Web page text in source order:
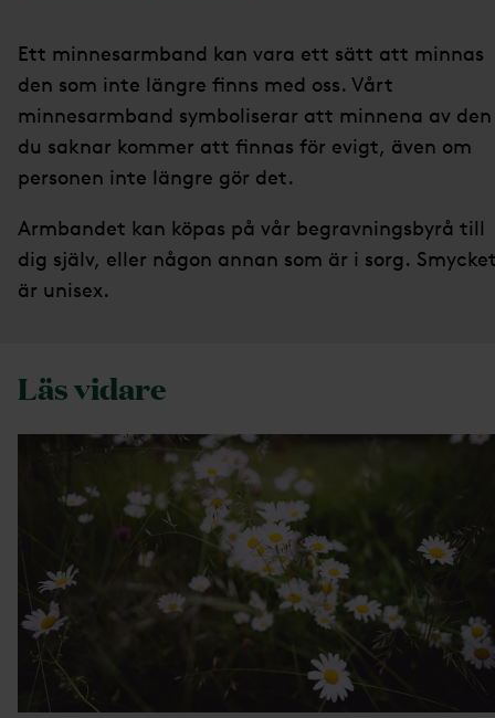
Ett minnesarmband kan vara ett sätt att minnas
den som inte längre finns med oss. Vårt
minnesarmband symboliserar att minnena av den
du saknar kommer att finnas för evigt, även om
personen inte längre gör det.
Armbandet kan köpas på vår begravningsbyrå till
dig själv, eller någon annan som är i sorg.
är unisex.
Läs vidare